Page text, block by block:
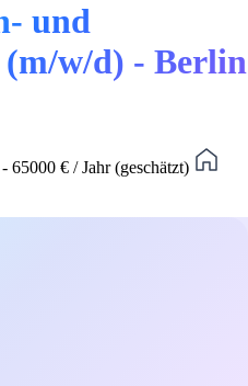
und
w/d) - Berlin
65000 € / Jahr (geschätzt)